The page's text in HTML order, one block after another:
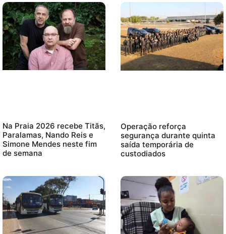
Na Praia 2026 recebe Titãs,
Paralamas, Nando Reis e
Simone Mendes neste fim
de semana
Operação reforça
segurança durante quinta
saída temporária de
custodiados